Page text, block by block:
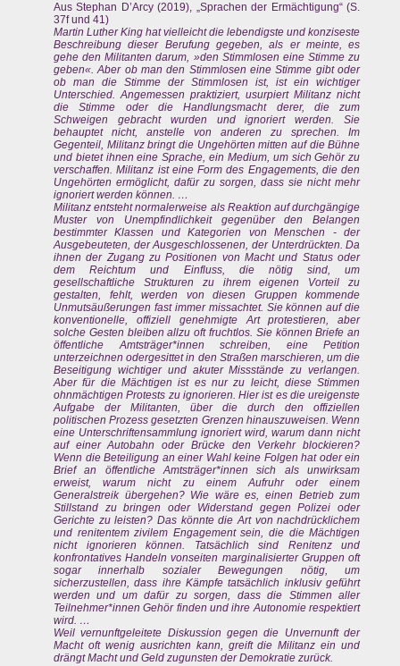
Aus Stephan D’Arcy (2019), „Sprachen der Ermächtigung“ (S.
37f und 41)
Martin Luther King hat vielleicht die lebendigste und konziseste
Beschreibung dieser Berufung gegeben, als er meinte, es
gehe den Militanten darum, »den Stimmlosen eine Stimme zu
geben«. Aber ob man den Stimmlosen eine Stimme gibt oder
ob man die Stimme der Stimmlosen ist, ist ein wichtiger
Unterschied. Angemessen praktiziert, usurpiert Militanz nicht
die Stimme oder die Handlungsmacht derer, die zum
Schweigen gebracht wurden und ignoriert werden. Sie
behauptet nicht, anstelle von anderen zu sprechen. Im
Gegenteil, Militanz bringt die Ungehörten mitten auf die Bühne
und bietet ihnen eine Sprache, ein Medium, um sich Gehör zu
verschaffen. Militanz ist eine Form des Engagements, die den
Ungehörten ermöglicht, dafür zu sorgen, dass sie nicht mehr
ignoriert werden können. …
Militanz entsteht normalerweise als Reaktion auf durchgängige
Muster von Unempfindlichkeit gegenüber den Belangen
bestimmter Klassen und Kategorien von Menschen - der
Ausgebeuteten, der Ausgeschlossenen, der Unterdrückten. Da
ihnen der Zugang zu Positionen von Macht und Status oder
dem Reichtum und Einfluss, die nötig sind, um
gesellschaftliche Strukturen zu ihrem eigenen Vorteil zu
gestalten, fehlt, werden von diesen Gruppen kommende
Unmutsäußerungen fast immer missachtet. Sie können auf die
konventionelle, offiziell genehmigte Art protestieren, aber
solche Gesten bleiben allzu oft fruchtlos. Sie können Briefe an
öffentliche Amtsträger*innen schreiben, eine Petition
unterzeichnen odergesittet in den Straßen marschieren, um die
Beseitigung wichtiger und akuter Missstände zu verlangen.
Aber für die Mächtigen ist es nur zu leicht, diese Stimmen
ohnmächtigen Protests zu ignorieren. Hier ist es die ureigenste
Aufgabe der Militanten, über die durch den offiziellen
politischen Prozess gesetzten Grenzen hinauszuweisen. Wenn
eine Unterschriftensammlung ignoriert wird, warum dann nicht
auf einer Autobahn oder Brücke den Verkehr blockieren?
Wenn die Beteiligung an einer Wahl keine Folgen hat oder ein
Brief an öffentliche Amtsträger*innen sich als unwirksam
erweist, warum nicht zu einem Aufruhr oder einem
Generalstreik übergehen? Wie wäre es, einen Betrieb zum
Stillstand zu bringen oder Widerstand gegen Polizei oder
Gerichte zu leisten? Das könnte die Art von nachdrücklichem
und renitentem zivilem Engagement sein, die die Mächtigen
nicht ignorieren können. Tatsächlich sind Renitenz und
konfrontatives Handeln vonseiten marginalisierter Gruppen oft
sogar innerhalb sozialer Bewegungen nötig, um
sicherzustellen, dass ihre Kämpfe tatsächlich inklusiv geführt
werden und um dafür zu sorgen, dass die Stimmen aller
Teilnehmer*innen Gehör finden und ihre Autonomie respektiert
wird. …
Weil vernunftgeleitete Diskussion gegen die Unvernunft der
Macht oft wenig ausrichten kann, greift die Militanz ein und
drängt Macht und Geld zugunsten der Demokratie zurück.